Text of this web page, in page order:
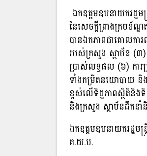
ឯកឧត្ដមឧបនាយករដ្ឋ
នៃសេចក្តីព្រាងក្របខ័
បានឯកភាពជាគោលក
របស់ក្រសួង ស្ថាប័ន (៣)
ប្រាស់លទ្ធផល (៦) កា
ទាំងកម្រិតនយោបាយ និ
ខ្ពស់លើទិដ្ឋភាពស្ថិតិនិ
និងក្រសួង ស្ថាប័នដឹកនាំ
ឯកឧត្តមឧបនាយករដ្ឋមន្
គ.យ.ប.